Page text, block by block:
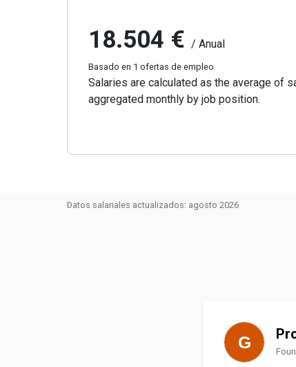
18.504 € / Anual
Basado en 1 ofertas de empleo
Salaries are calculated as the average of
aggregated monthly by job position.
Datos salariales actualizados: agosto 2026